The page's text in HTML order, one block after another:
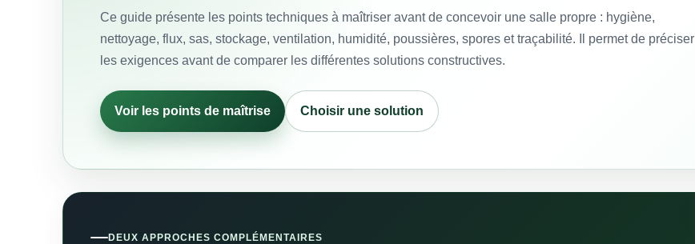
Ce guide présente les points techniques à maîtriser avant de concevoir une salle propre : hygiène,
nettoyage, flux, sas, stockage, ventilation, humidité, poussières, spores et traçabilité. Il permet de préciser
les exigences avant de comparer les différentes solutions constructives.
Voir les points de maîtrise Choisir une solution
DEUX APPROCHES COMPLÉMENTAIRES